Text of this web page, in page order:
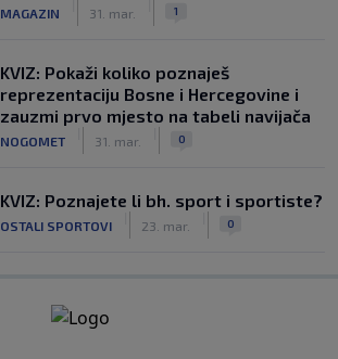
MAGAZIN 31. mar. 1
KVIZ: Pokaži koliko poznaješ
reprezentaciju Bosne i Hercegovine i
zauzmi prvo mjesto na tabeli navijača
NOGOMET 31. mar. 0
KVIZ: Poznajete li bh. sport i sportiste?
OSTALI SPORTOVI 23. mar. 0